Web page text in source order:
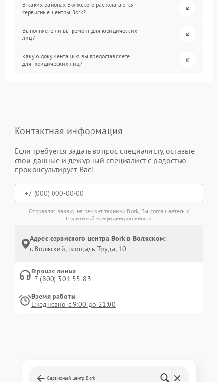
В каких районах Волжского располагаются
сервисные центры Bork?
Выполняете ли вы ремонт для юридических
лиц?
Какую документацию вы предоставляете
для юридических лиц?
Контактная информация
Если требуется задать вопрос специалисту, оставьте
свои данные и дежурный специалист с радостью
проконсультирует Вас!
Отправляя заявку на ремонт техники Bork, Вы соглашаетесь с
Политикой конфиденциальности
Адрес сервисного центра Bork в Волжском:
г. Волжский, площадь Труда, 10
Горячая линия
+7 (800) 301-55-83
Время работы
Ежедневно с 9:00 до 21:00
Сервисный центр Bork